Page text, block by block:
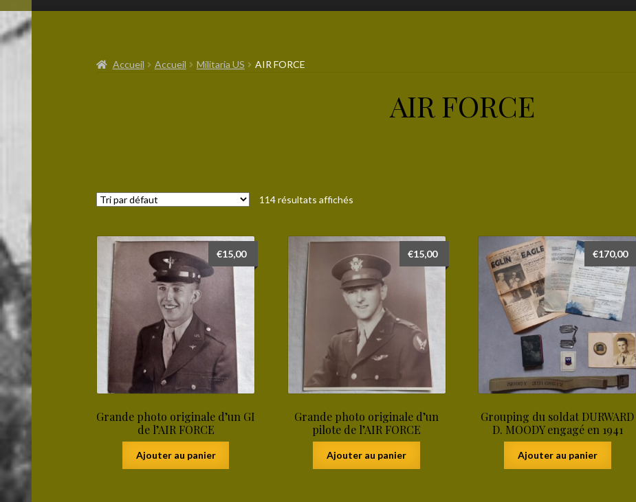
Accueil Accueil Militaria US AIR FORCE
AIR FORCE
114 résultats affichés
Grande photo originale d’un GI
de l’AIR FORCE
€15,00
Ajouter au panier
Grande photo originale d’un
pilote de l’AIR FORCE
€15,00
Ajouter au panier
Grouping du soldat DURWARD
D. MOODY engagé en 1941
€170,00
Ajouter au panier